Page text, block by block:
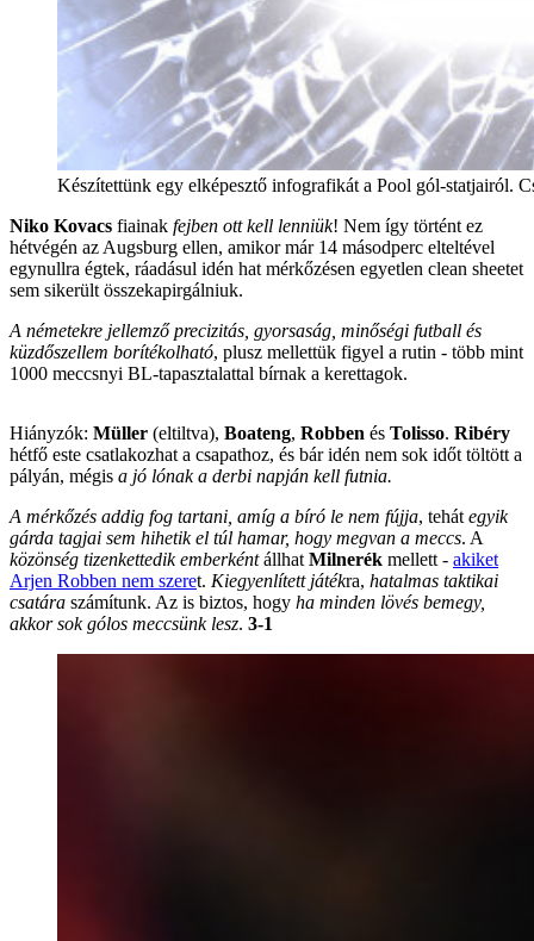
Készítettünk egy elképesztő infografikát a Pool gól-statjairól.
Niko Kovacs fiainak fejben ott kell lenniük! Nem így történt ez
hétvégén az Augsburg ellen, amikor már 14 másodperc elteltével
egynullra égtek, ráadásul idén hat mérkőzésen egyetlen clean sheetet
sem sikerült összekapirgálniuk.
A németekre jellemző precizitás, gyorsaság, minőségi futball és
küzdőszellem borítékolható, plusz mellettük figyel a rutin - több mint
1000 meccsnyi BL-tapasztalattal bírnak a kerettagok.
Hiányzók: Müller (eltiltva), Boateng, Robben és Tolisso. Ribéry
hétfő este csatlakozhat a csapathoz, és bár idén nem sok időt töltött a
pályán, mégis a jó lónak a derbi napján kell futnia.
A mérkőzés addig fog tartani, amíg a bíró le nem fújja, tehát egyik
gárda tagjai sem hihetik el túl hamar, hogy megvan a meccs. A
közönség tizenkettedik emberkéntállhat Milnerék mellett - akiket
Arjen Robben nem szeret. Kiegyenlített játékra, hatalmas taktikai
csatára számítunk. Az is biztos, hogy ha minden lövés bemegy,
akkor sok gólos meccsünk lesz. 3-1